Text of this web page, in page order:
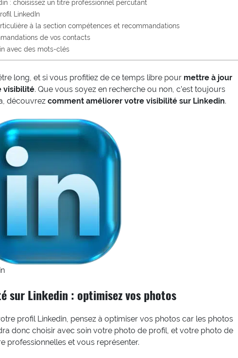
: choisissez un titre professionnel percutant
LinkedIn
à la section compétences et recommandations
de vos contacts
avec des mots-clés
long, et si vous profitiez de ce temps libre pour mettre à jour
visibilité. Que vous soyez en recherche ou non, c’est toujours
découvrez comment améliorer votre visibilité sur Linkedin.
sur Linkedin : optimisez vos photos
profil Linkedin, pensez à optimiser vos photos car les photos
donc choisir avec soin votre photo de profil, et votre photo de
professionnelles et vous représenter.